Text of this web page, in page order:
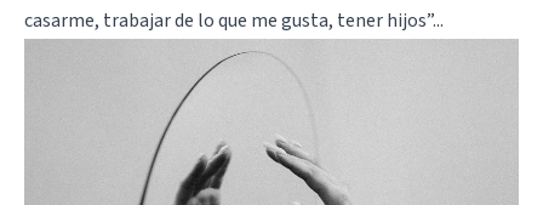
casarme, trabajar de lo que me gusta, tener hijos”...